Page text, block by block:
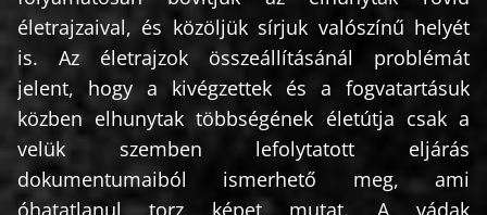
életrajzaival, és közöljük sírjuk valószínű helyét
is. Az életrajzok összeállításánál problémát
jelent, hogy a kivégzettek és a fogvatartásuk
közben elhunytak többségének életútja csak a
velük szemben lefolytatott eljárás
dokumentumaiból ismerhető meg, ami
óhatatlanul torz képet mutat. A vádak